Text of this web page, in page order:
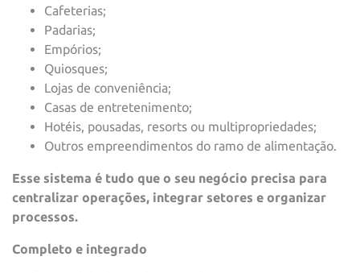
Cafeterias;
Padarias;
Empórios;
Quiosques;
Lojas de conveniência;
Casas de entretenimento;
Hotéis, pousadas, resorts ou multipropriedades;
Outros empreendimentos do ramo de alimentação.
Esse sistema é tudo que o seu negócio precisa para
centralizar operações, integrar setores e organizar
processos.
Completo e integrado